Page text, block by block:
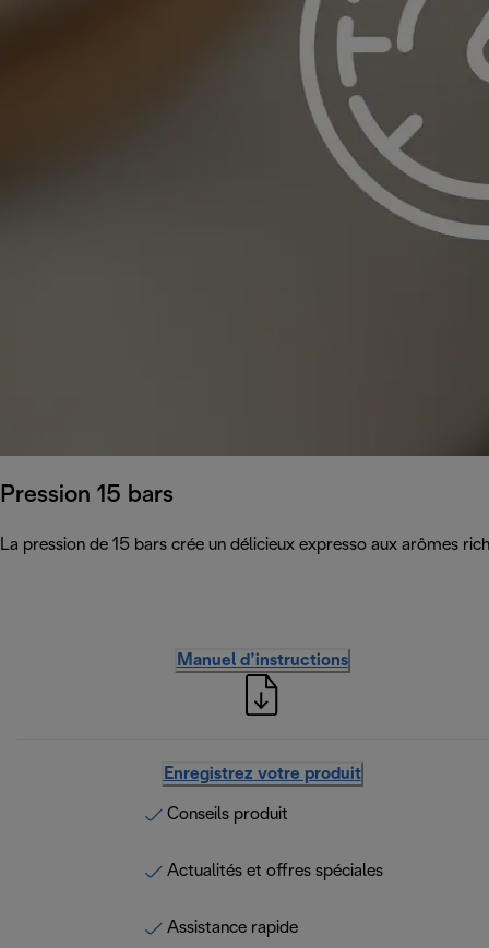
Pression 15 bars
La pression de 15 bars crée un délicieux expresso aux arômes
Manuel d’instructions
Enregistrez votre produit
Conseils produit
Actualités et offres spéciales
Assistance rapide